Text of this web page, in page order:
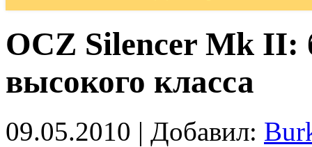
OCZ Silencer Mk II:
высокого класса
09.05.2010 | Добавил: